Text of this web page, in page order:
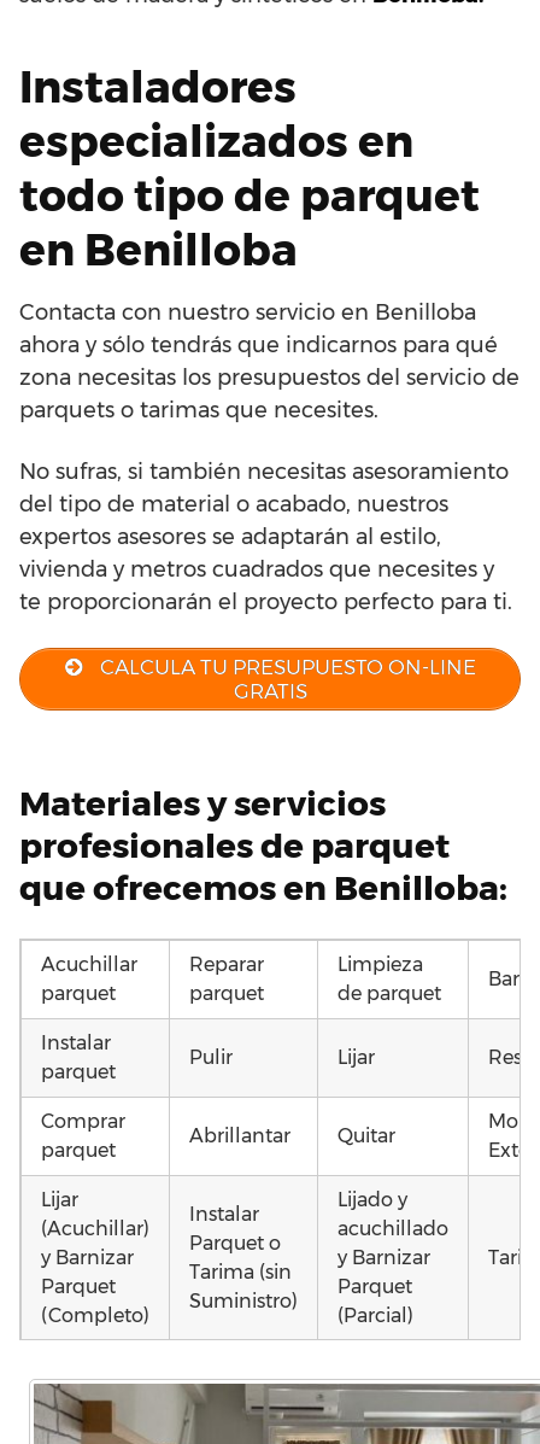
Instaladores
especializados en
todo tipo de parquet
en Benilloba
Contacta con nuestro servicio en Benilloba
ahora y sólo tendrás que indicarnos para qué
zona necesitas los presupuestos del servicio de
parquets o tarimas que necesites.
No sufras, si también necesitas asesoramiento
del tipo de material o acabado, nuestros
expertos asesores se adaptarán al estilo,
vivienda y metros cuadrados que necesites y
te proporcionarán el proyecto perfecto para ti.
CALCULA TU PRESUPUESTO ON-LINE
GRATIS
Materiales y servicios
profesionales de parquet
que ofrecemos en Benilloba:
Acuchillar
parquet
Reparar
parquet
Limpieza
de parquet
Instalar
parquet
Pulir Lijar
Comprar
parquet
Abrillantar Quitar
Lijar
(Acuchillar)
y Barnizar
Parquet
(Completo)
Instalar
Parquet o
Tarima (sin
Suministro)
Lijado y
acuchillado
y Barnizar
Parquet
(Parcial)
parquet o
Tarima
parquet o
Tarima
parquet o
Tarima